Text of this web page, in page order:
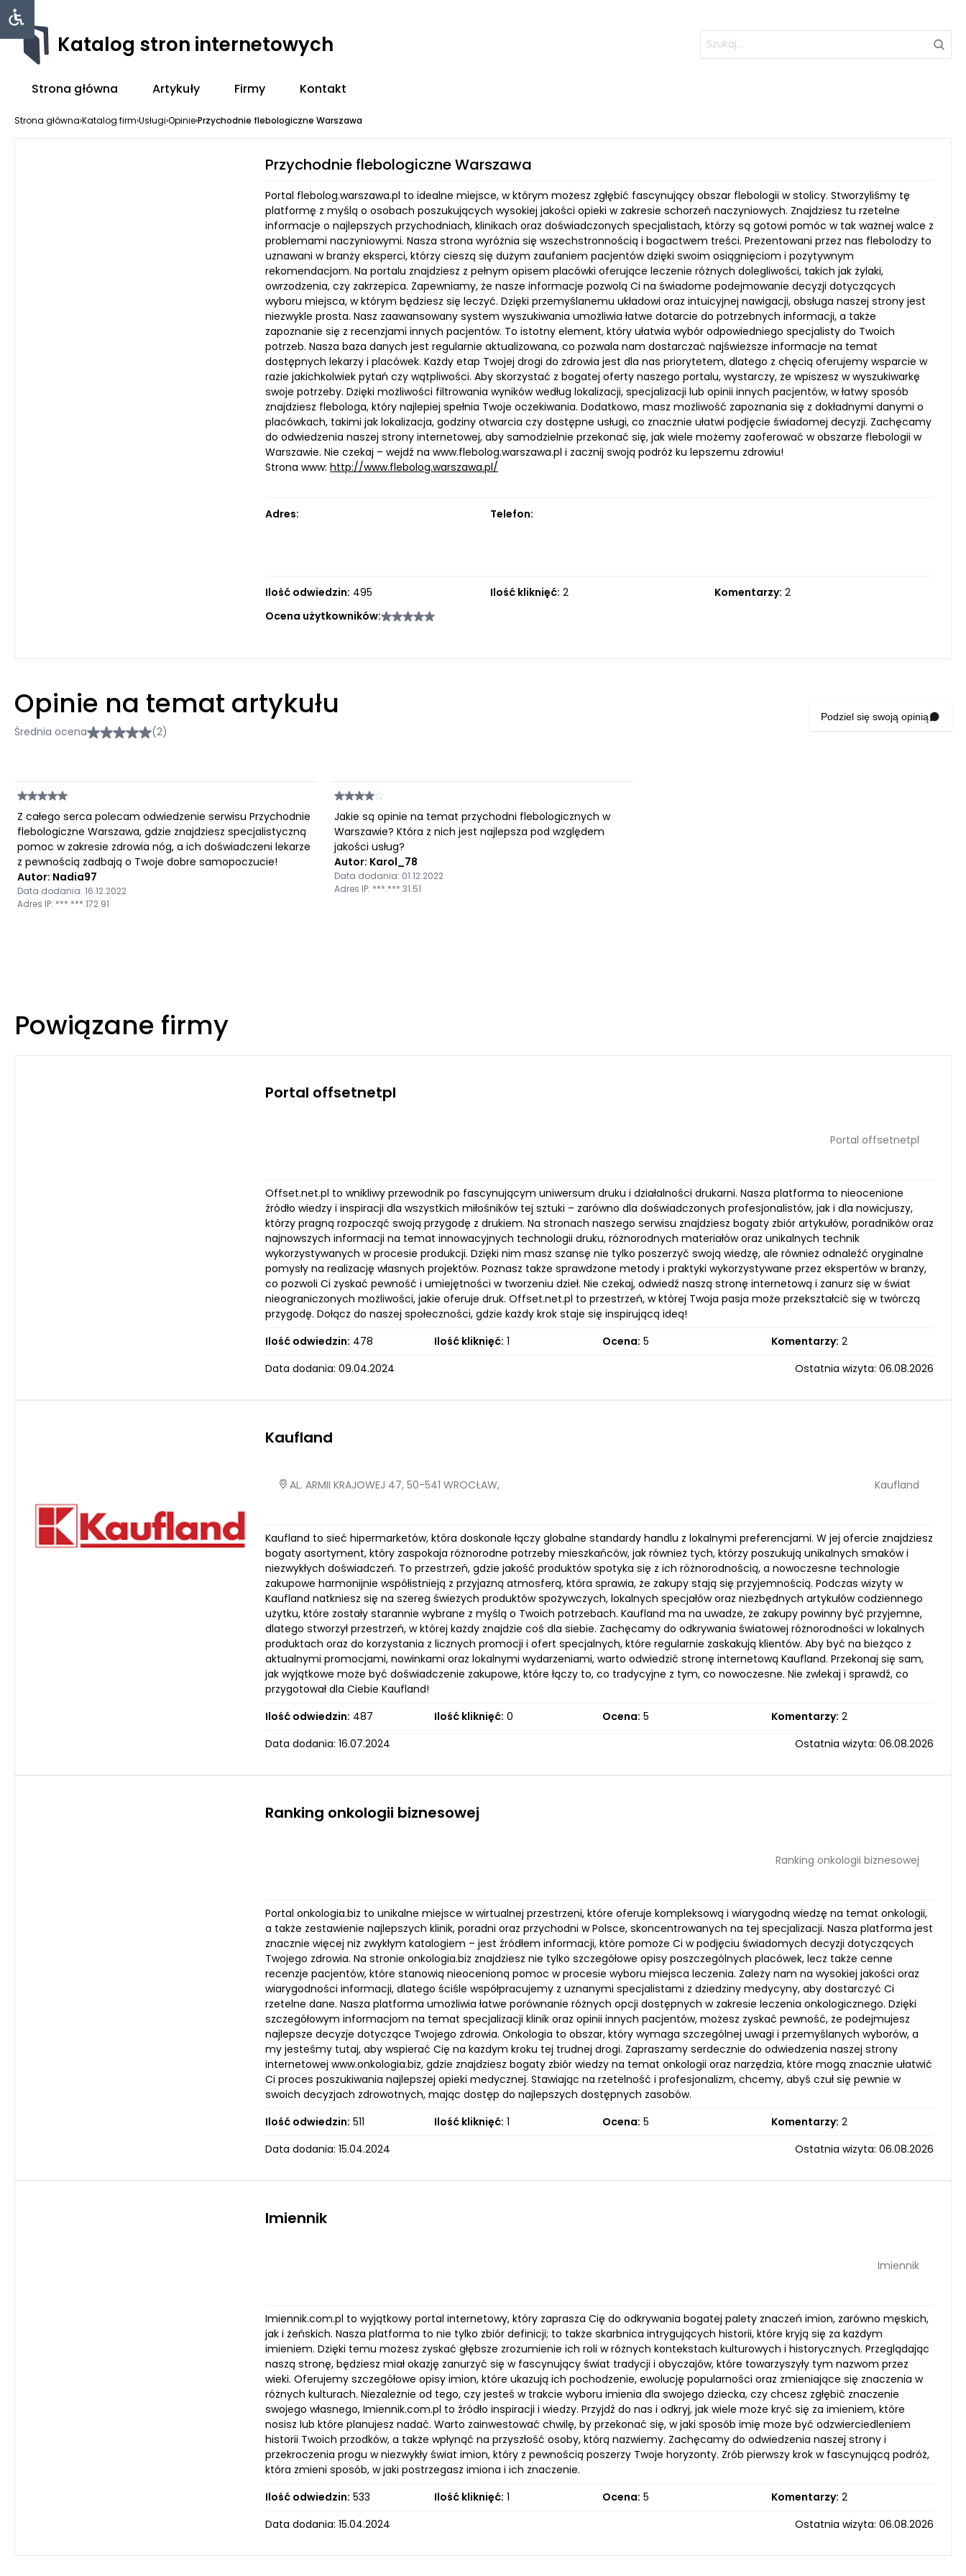
Katalog stron internetowych
Strona główna Artykuły Firmy Kontakt
Strona główna›Katalog firm›Usługi›Opinie›Przychodnie flebologiczne Warszawa
Przychodnie flebologiczne Warszawa
Portal flebolog.warszawa.pl to idealne miejsce, w którym możesz zgłębić fascynujący obszar flebologii w stolicy. Stworzyliśmy tę
platformę z myślą o osobach poszukujących wysokiej jakości opieki w zakresie schorzeń naczyniowych. Znajdziesz tu rzetelne
informacje o najlepszych przychodniach, klinikach oraz doświadczonych specjalistach, którzy są gotowi pomóc w tak ważnej walce z
problemami naczyniowymi. Nasza strona wyróżnia się wszechstronnością i bogactwem treści. Prezentowani przez nas flebolodzy to
uznawani w branży eksperci, którzy cieszą się dużym zaufaniem pacjentów dzięki swoim osiągnięciom i pozytywnym
rekomendacjom. Na portalu znajdziesz z pełnym opisem placówki oferujące leczenie różnych dolegliwości, takich jak żylaki,
owrzodzenia, czy zakrzepica. Zapewniamy, że nasze informacje pozwolą Ci na świadome podejmowanie decyzji dotyczących
wyboru miejsca, w którym będziesz się leczyć. Dzięki przemyślanemu układowi oraz intuicyjnej nawigacji, obsługa naszej strony jest
niezwykle prosta. Nasz zaawansowany system wyszukiwania umożliwia łatwe dotarcie do potrzebnych informacji, a także
zapoznanie się z recenzjami innych pacjentów. To istotny element, który ułatwia wybór odpowiedniego specjalisty do Twoich
potrzeb. Nasza baza danych jest regularnie aktualizowana, co pozwala nam dostarczać najświeższe informacje na temat
dostępnych lekarzy i placówek. Każdy etap Twojej drogi do zdrowia jest dla nas priorytetem, dlatego z chęcią oferujemy wsparcie w
razie jakichkolwiek pytań czy wątpliwości. Aby skorzystać z bogatej oferty naszego portalu, wystarczy, że wpiszesz w wyszukiwarkę
swoje potrzeby. Dzięki możliwości filtrowania wyników według lokalizacji, specjalizacji lub opinii innych pacjentów, w łatwy sposób
znajdziesz flebologa, który najlepiej spełnia Twoje oczekiwania. Dodatkowo, masz możliwość zapoznania się z dokładnymi danymi o
placówkach, takimi jak lokalizacja, godziny otwarcia czy dostępne usługi, co znacznie ułatwi podjęcie świadomej decyzji. Zachęcamy
do odwiedzenia naszej strony internetowej, aby samodzielnie przekonać się, jak wiele możemy zaoferować w obszarze flebologii w
Warszawie. Nie czekaj – wejdź na www.flebolog.warszawa.pl i zacznij swoją podróż ku lepszemu zdrowiu!
Strona www: http://www.flebolog.warszawa.pl/
Adres: Telefon:
Ilość odwiedzin: 495 Ilość kliknięć: 2 Komentarzy: 2
Ocena użytkowników:
Opinie na temat artykułu
Średnia ocena (2)
Podziel się swoją opinią
Z całego serca polecam odwiedzenie serwisu Przychodnie
flebologiczne Warszawa, gdzie znajdziesz specjalistyczną
pomoc w zakresie zdrowia nóg, a ich doświadczeni lekarze
z pewnością zadbają o Twoje dobre samopoczucie!
Autor: Nadia97
Data dodania: 16.12.2022
Adres IP: ***.***.172.91
Jakie są opinie na temat przychodni flebologicznych w
Warszawie? Która z nich jest najlepsza pod względem
jakości usług?
Autor: Karol_78
Data dodania: 01.12.2022
Adres IP: ***.***.31.51
Powiązane firmy
Portal offsetnetpl
Portal offsetnetpl
Offset.net.pl to wnikliwy przewodnik po fascynującym uniwersum druku i działalności drukarni. Nasza platforma to nieocenione
źródło wiedzy i inspiracji dla wszystkich miłośników tej sztuki – zarówno dla doświadczonych profesjonalistów, jak i dla nowicjuszy,
którzy pragną rozpocząć swoją przygodę z drukiem. Na stronach naszego serwisu znajdziesz bogaty zbiór artykułów, poradników oraz
najnowszych informacji na temat innowacyjnych technologii druku, różnorodnych materiałów oraz unikalnych technik
wykorzystywanych w procesie produkcji. Dzięki nim masz szansę nie tylko poszerzyć swoją wiedzę, ale również odnaleźć oryginalne
pomysły na realizację własnych projektów. Poznasz także sprawdzone metody i praktyki wykorzystywane przez ekspertów w branży,
co pozwoli Ci zyskać pewność i umiejętności w tworzeniu dzieł. Nie czekaj, odwiedź naszą stronę internetową i zanurz się w świat
nieograniczonych możliwości, jakie oferuje druk. Offset.net.pl to przestrzeń, w której Twoja pasja może przekształcić się w twórczą
przygodę. Dołącz do naszej społeczności, gdzie każdy krok staje się inspirującą ideą!
Ilość odwiedzin: 478 Ilość kliknięć: 1 Ocena: 5 Komentarzy: 2
Data dodania: 09.04.2024
Ostatnia wizyta: 06.08.2026
Kaufland
AL. ARMII KRAJOWEJ 47, 50-541 WROCŁAW, Kaufland
Kaufland to sieć hipermarketów, która doskonale łączy globalne standardy handlu z lokalnymi preferencjami. W jej ofercie znajdziesz
bogaty asortyment, który zaspokaja różnorodne potrzeby mieszkańców, jak również tych, którzy poszukują unikalnych smaków i
niezwykłych doświadczeń. To przestrzeń, gdzie jakość produktów spotyka się z ich różnorodnością, a nowoczesne technologie
zakupowe harmonijnie współistnieją z przyjazną atmosferą, która sprawia, że zakupy stają się przyjemnością. Podczas wizyty w
Kaufland natkniesz się na szereg świeżych produktów spożywczych, lokalnych specjałów oraz niezbędnych artykułów codziennego
użytku, które zostały starannie wybrane z myślą o Twoich potrzebach. Kaufland ma na uwadze, że zakupy powinny być przyjemne,
dlatego stworzył przestrzeń, w której każdy znajdzie coś dla siebie. Zachęcamy do odkrywania światowej różnorodności w lokalnych
produktach oraz do korzystania z licznych promocji i ofert specjalnych, które regularnie zaskakują klientów. Aby być na bieżąco z
aktualnymi promocjami, nowinkami oraz lokalnymi wydarzeniami, warto odwiedzić stronę internetową Kaufland. Przekonaj się sam,
jak wyjątkowe może być doświadczenie zakupowe, które łączy to, co tradycyjne z tym, co nowoczesne. Nie zwlekaj i sprawdź, co
przygotował dla Ciebie Kaufland!
Ilość odwiedzin: 487 Ilość kliknięć: 0 Ocena: 5 Komentarzy: 2
Data dodania: 16.07.2024
Ostatnia wizyta: 06.08.2026
Ranking onkologii biznesowej
Ranking onkologii biznesowej
Portal onkologia.biz to unikalne miejsce w wirtualnej przestrzeni, które oferuje kompleksową i wiarygodną wiedzę na temat onkologii,
a także zestawienie najlepszych klinik, poradni oraz przychodni w Polsce, skoncentrowanych na tej specjalizacji. Nasza platforma jest
znacznie więcej niż zwykłym katalogiem – jest źródłem informacji, które pomoże Ci w podjęciu świadomych decyzji dotyczących
Twojego zdrowia. Na stronie onkologia.biz znajdziesz nie tylko szczegółowe opisy poszczególnych placówek, lecz także cenne
recenzje pacjentów, które stanowią nieocenioną pomoc w procesie wyboru miejsca leczenia. Zależy nam na wysokiej jakości oraz
wiarygodności informacji, dlatego ściśle współpracujemy z uznanymi specjalistami z dziedziny medycyny, aby dostarczyć Ci
rzetelne dane. Nasza platforma umożliwia łatwe porównanie różnych opcji dostępnych w zakresie leczenia onkologicznego. Dzięki
szczegółowym informacjom na temat specjalizacji klinik oraz opinii innych pacjentów, możesz zyskać pewność, że podejmujesz
najlepsze decyzje dotyczące Twojego zdrowia. Onkologia to obszar, który wymaga szczególnej uwagi i przemyślanych wyborów, a
my jesteśmy tutaj, aby wspierać Cię na każdym kroku tej trudnej drogi. Zapraszamy serdecznie do odwiedzenia naszej strony
internetowej www.onkologia.biz, gdzie znajdziesz bogaty zbiór wiedzy na temat onkologii oraz narzędzia, które mogą znacznie ułatwić
Ci proces poszukiwania najlepszej opieki medycznej. Stawiając na rzetelność i profesjonalizm, chcemy, abyś czuł się pewnie w
swoich decyzjach zdrowotnych, mając dostęp do najlepszych dostępnych zasobów.
Ilość odwiedzin: 511 Ilość kliknięć: 1 Ocena: 5 Komentarzy: 2
Data dodania: 15.04.2024
Ostatnia wizyta: 06.08.2026
Imiennik
Imiennik
Imiennik.com.pl to wyjątkowy portal internetowy, który zaprasza Cię do odkrywania bogatej palety znaczeń imion, zarówno męskich,
jak i żeńskich. Nasza platforma to nie tylko zbiór definicji; to także skarbnica intrygujących historii, które kryją się za każdym
imieniem. Dzięki temu możesz zyskać głębsze zrozumienie ich roli w różnych kontekstach kulturowych i historycznych. Przeglądając
naszą stronę, będziesz miał okazję zanurzyć się w fascynujący świat tradycji i obyczajów, które towarzyszyły tym nazwom przez
wieki. Oferujemy szczegółowe opisy imion, które ukazują ich pochodzenie, ewolucję popularności oraz zmieniające się znaczenia w
różnych kulturach. Niezależnie od tego, czy jesteś w trakcie wyboru imienia dla swojego dziecka, czy chcesz zgłębić znaczenie
swojego własnego, Imiennik.com.pl to źródło inspiracji i wiedzy. Przyjdź do nas i odkryj, jak wiele może kryć się za imieniem, które
nosisz lub które planujesz nadać. Warto zainwestować chwilę, by przekonać się, w jaki sposób imię może być odzwierciedleniem
historii Twoich przodków, a także wpłynąć na przyszłość osoby, którą nazwiemy. Zachęcamy do odwiedzenia naszej strony i
przekroczenia progu w niezwykły świat imion, który z pewnością poszerzy Twoje horyzonty. Zrób pierwszy krok w fascynującą podróż,
która zmieni sposób, w jaki postrzegasz imiona i ich znaczenie.
Ilość odwiedzin: 533 Ilość kliknięć: 1 Ocena: 5 Komentarzy: 2
Data dodania: 15.04.2024
Ostatnia wizyta: 06.08.2026